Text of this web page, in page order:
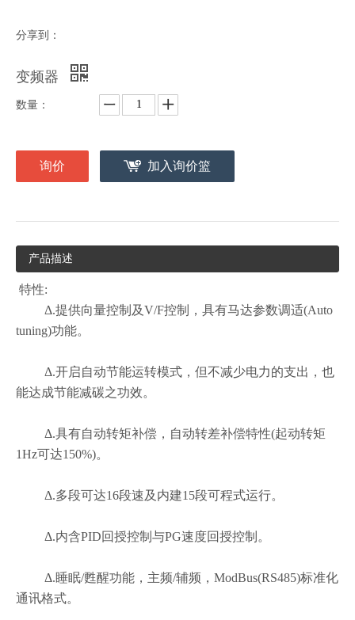
分享到：
变频器
数量：
询价 加入询价篮
产品描述
特性:
Δ.提供向量控制及V/F控制，具有马达参数调适(Auto
tuning)功能。
Δ.开启自动节能运转模式，但不减少电力的支出，也
能达成节能减碳之功效。
Δ.具有自动转矩补偿，自动转差补偿特性(起动转矩
1Hz可达150%)。
Δ.多段可达16段速及内建15段可程式运行。
Δ.内含PID回授控制与PG速度回授控制。
Δ.睡眠/甦醒功能，主频/辅频，ModBus(RS485)标准化
通讯格式。